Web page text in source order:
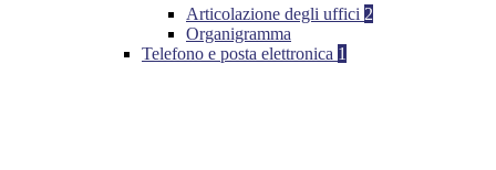
Articolazione degli uffici 2
Organigramma
Telefono e posta elettronica 1